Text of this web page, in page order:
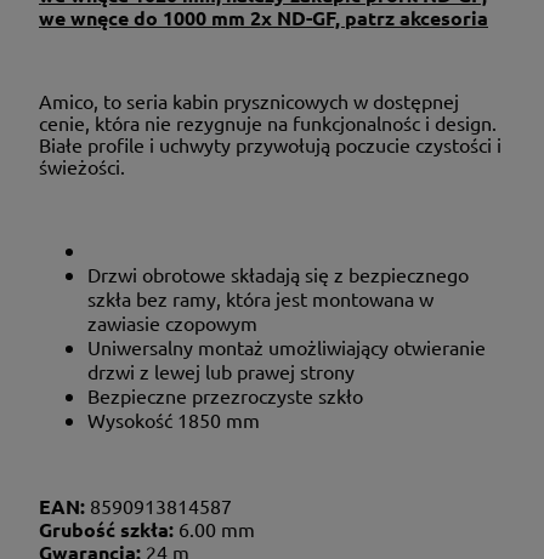
we wnęce do 1000 mm 2x ND-GF, patrz akcesoria
Amico, to seria kabin prysznicowych w dostępnej
cenie, która nie rezygnuje na funkcjonalnośc i design.
Białe profile i uchwyty przywołują poczucie czystości i
świeżości.
Drzwi obrotowe składają się z bezpiecznego
szkła bez ramy, która jest montowana w
zawiasie czopowym
Uniwersalny montaż umożliwiający otwieranie
drzwi z lewej lub prawej strony
Bezpieczne przezroczyste szkło
Wysokość 1850 mm
EAN: 8590913814587
Grubość szkła: 6.00 mm
Gwarancja: 24 m